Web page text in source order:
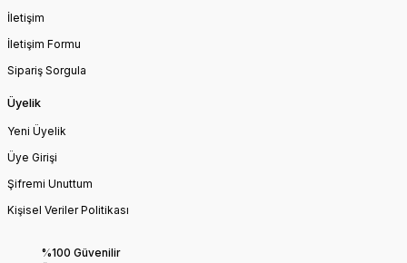
İletişim
İletişim Formu
Sipariş Sorgula
Üyelik
Yeni Üyelik
Üye Girişi
Şifremi Unuttum
Kişisel Veriler Politikası
%100 Güvenilir